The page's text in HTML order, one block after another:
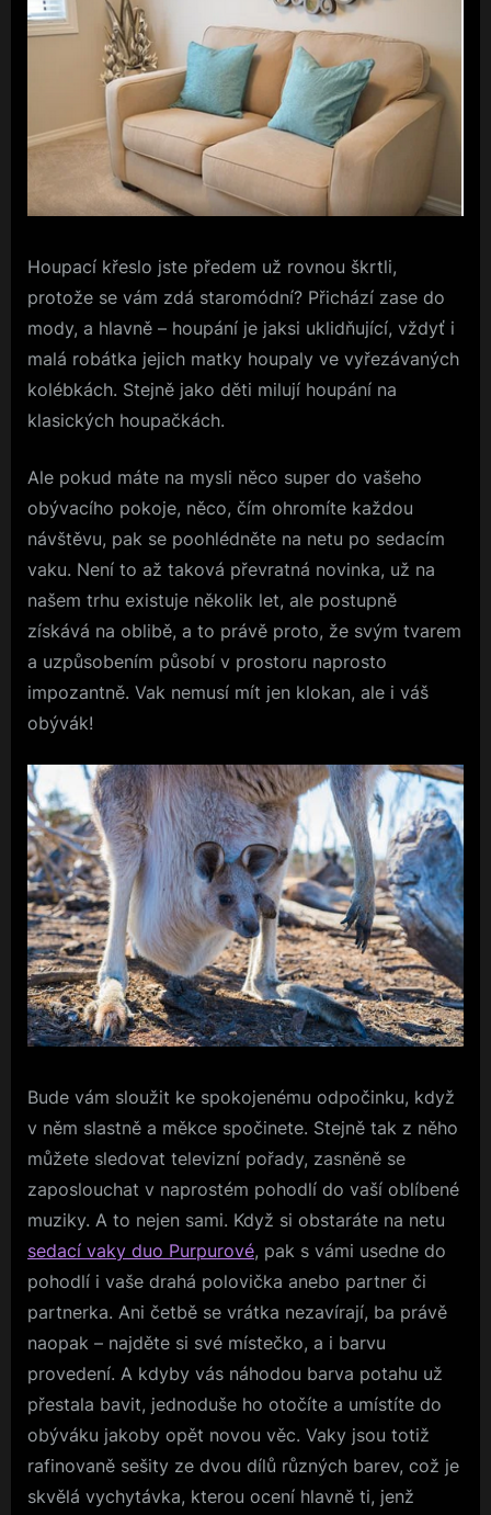
Houpací křeslo jste předem už rovnou škrtli,
protože se vám zdá staromódní? Přichází zase do
mody, a hlavně – houpání je jaksi uklidňující, vždyť i
malá robátka jejich matky houpaly ve vyřezávaných
kolébkách. Stejně jako děti milují houpání na
klasických houpačkách.
Ale pokud máte na mysli něco super do vašeho
obývacího pokoje, něco, čím ohromíte každou
návštěvu, pak se poohlédněte na netu po sedacím
vaku. Není to až taková převratná novinka, už na
našem trhu existuje několik let, ale postupně
získává na oblibě, a to právě proto, že svým tvarem
a uzpůsobením působí v prostoru naprosto
impozantně. Vak nemusí mít jen klokan, ale i váš
obývák!
Bude vám sloužit ke spokojenému odpočinku, když
v něm slastně a měkce spočinete. Stejně tak z něho
můžete sledovat televizní pořady, zasněně se
zaposlouchat v naprostém pohodlí do vaší oblíbené
muziky. A to nejen sami. Když si obstaráte na netu
sedací vaky duo Purpurové, pak s vámi usedne do
pohodlí i vaše drahá polovička anebo partner či
partnerka. Ani četbě se vrátka nezavírají, ba právě
naopak – najděte si své místečko, a i barvu
provedení. A kdyby vás náhodou barva potahu už
přestala bavit, jednoduše ho otočíte a umístíte do
obýváku jakoby opět novou věc. Vaky jsou totiž
rafinovaně sešity ze dvou dílů různých barev, což je
skvělá vychytávka, kterou ocení hlavně ti, jenž